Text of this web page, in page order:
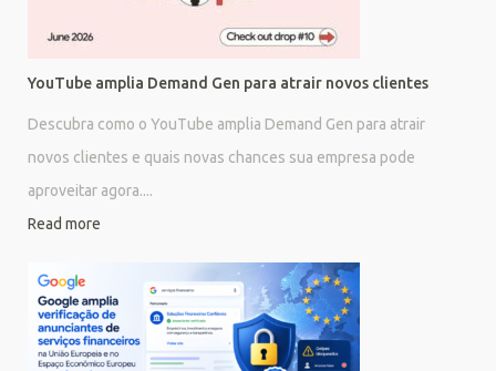
YouTube amplia Demand Gen para atrair novos clientes
Descubra como o YouTube amplia Demand Gen para atrair
novos clientes e quais novas chances sua empresa pode
aproveitar agora....
Read more